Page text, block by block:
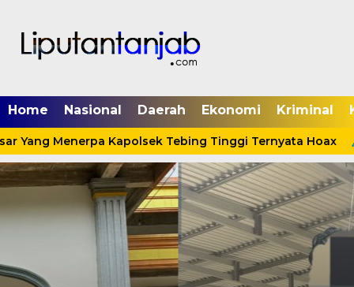
Home Nasional Daerah Ekonomi Kriminal
Yang Menerpa Kapolsek Tebing Tinggi Ternyata Hoax